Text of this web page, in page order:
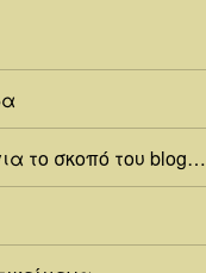
το σκοπό του blog…